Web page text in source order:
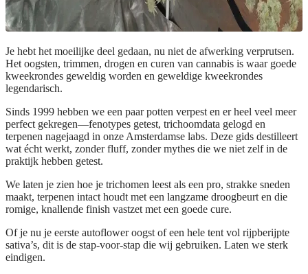
Je hebt het moeilijke deel gedaan, nu niet de afwerking verprutsen.
Het oogsten, trimmen, drogen en curen van cannabis is waar goede
kweekrondes geweldig worden en geweldige kweekrondes
legendarisch.
Sinds 1999 hebben we een paar potten verpest en er heel veel meer
perfect gekregen—fenotypes getest, trichoomdata gelogd en
terpenen nagejaagd in onze Amsterdamse labs. Deze gids destilleert
wat écht werkt, zonder fluff, zonder mythes die we niet zelf in de
praktijk hebben getest.
We laten je zien hoe je trichomen leest als een pro, strakke sneden
maakt, terpenen intact houdt met een langzame droogbeurt en die
romige, knallende finish vastzet met een goede cure.
Of je nu je eerste autoflower oogst of een hele tent vol rijpberijpte
sativa’s, dit is de stap-voor-stap die wij gebruiken. Laten we sterk
eindigen.